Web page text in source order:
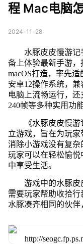
程 Mac电脑
2024-11-28
水豚皮皮慢游记
备上体验最新手游，
macOS打造，率先
安卓12操作系统，
电脑上流畅运行，
240帧等多种实用功能
《水豚皮皮慢
立游戏，旨在为玩
消除小游戏没有复杂
玩家可以在轻松愉
中享受生活。
游戏中的水豚
需要玩家帮助收拾
水豚凑齐相同的伙伴